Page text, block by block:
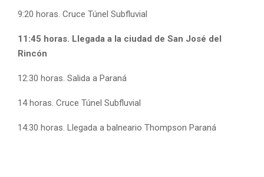
9:20 horas. Cruce Túnel Subfluvial
11:45 horas. Llegada a la ciudad de San José del
Rincón
12:30 horas. Salida a Paraná
14 horas. Cruce Túnel Subfluvial
14:30 horas. Llegada a balneario Thompson Paraná